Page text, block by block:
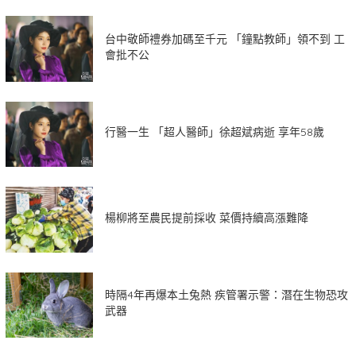
台中敬師禮券加碼至千元 「鐘點教師」領不到 工
會批不公
行醫一生 「超人醫師」徐超斌病逝 享年58歲
楊柳將至農民提前採收 菜價持續高漲難降
時隔4年再爆本土兔熱 疾管署示警：潛在生物恐攻
武器